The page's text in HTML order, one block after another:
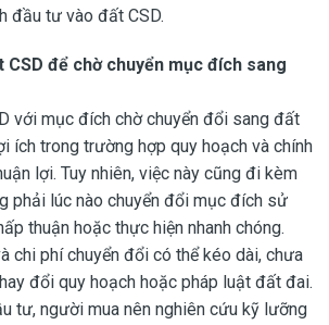
đầu tư vào đất CSD.
CSD để chờ chuyển mục đích sang
với mục đích chờ chuyển đổi sang đất
ích trong trường hợp quy hoạch và chính
lợi. Tuy nhiên, việc này cũng đi kèm
phải lúc nào chuyển đổi mục đích sử
thuận hoặc thực hiện nhanh chóng.
chi phí chuyển đổi có thể kéo dài, chưa
đổi quy hoạch hoặc pháp luật đất đai.
tư, người mua nên nghiên cứu kỹ lưỡng